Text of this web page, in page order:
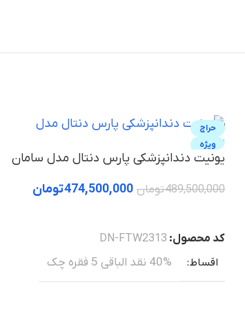
حراج
ویژه
یونیت دندانپزشکی پارس دنتال مدل سامان
489,500,000تومان 474,500,000تومان
کد محصول: DN-FTW2313
اقساط 40% نقد الباقی 5 فقره چک